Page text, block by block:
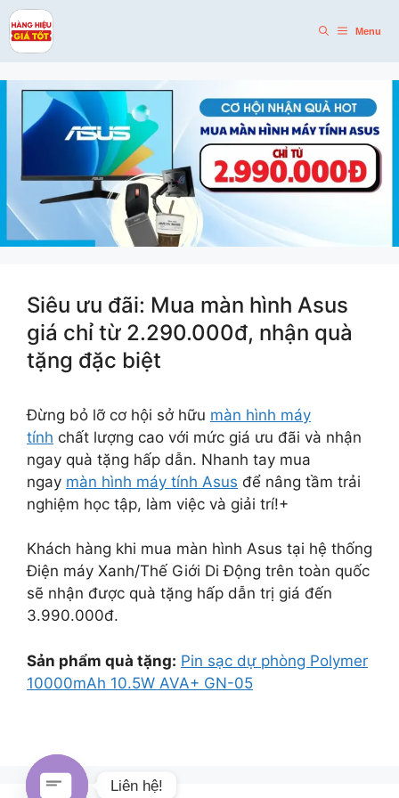
Skip
to
content
Menu
Siêu ưu đãi: Mua màn hình Asus
giá chỉ từ 2.290.000đ, nhận quà
tặng đặc biệt
Đừng bỏ lỡ cơ hội sở hữu màn hình máy
tính chất lượng cao với mức giá ưu đãi và nhận
ngay quà tặng hấp dẫn. Nhanh tay mua
ngay màn hình máy tính Asus để nâng tầm trải
nghiệm học tập, làm việc và giải trí!+
Khách hàng khi mua màn hình Asus tại hệ thống
Điện máy Xanh/Thế Giới Di Động trên toàn quốc
sẽ nhận được quà tặng hấp dẫn trị giá đến
3.990.000đ.
Sản phẩm quà tặng: Pin sạc dự phòng Polymer
10000mAh 10.5W AVA+ GN-05
Liên hệ!